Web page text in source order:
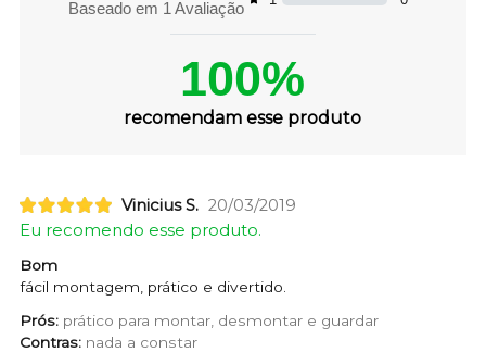
Baseado em 1 Avaliação
100%
recomendam esse produto
Vinicius S. 20/03/2019
Eu recomendo esse produto.
Bom
fácil montagem, prático e divertido.
Prós: prático para montar, desmontar e guardar
Contras: nada a constar